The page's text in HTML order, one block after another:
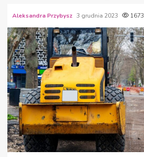
Aleksandra Przybysz 3 grudnia 2023 1673